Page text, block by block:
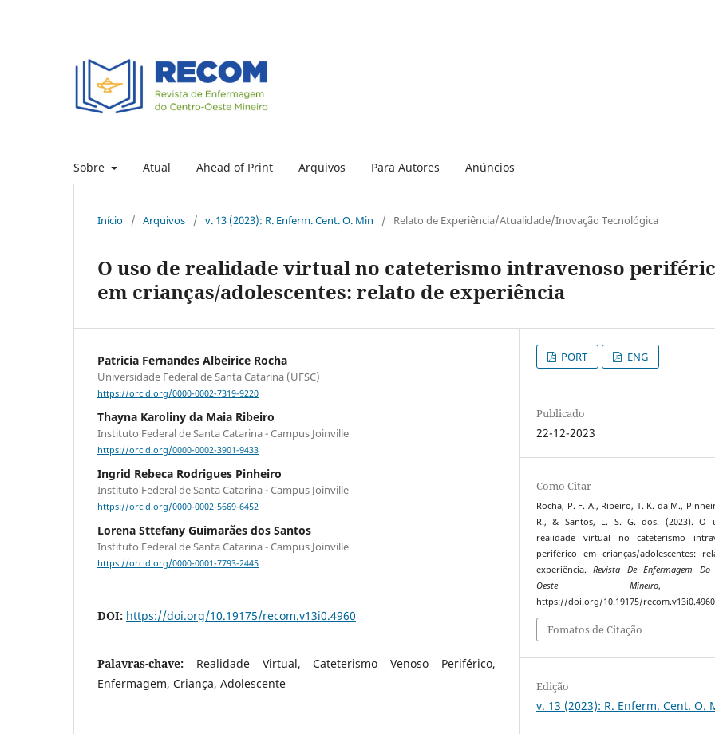
Sobre Atual Ahead of Print Arquivos Para Autores Anúncios
Início / Arquivos / v. 13 (2023): R. Enferm. Cent. O. Min / Relato de Experiência/Atualidade/Inovação Tecnológica
O uso de realidade virtual no cateterismo intravenoso
em crianças/adolescentes: relato de experiência
Patricia Fernandes Albeirice Rocha
Universidade Federal de Santa Catarina (UFSC)
https://orcid.org/0000-0002-7319-9220
Thayna Karoliny da Maia Ribeiro
Instituto Federal de Santa Catarina - Campus Joinville
https://orcid.org/0000-0002-3901-9433
Ingrid Rebeca Rodrigues Pinheiro
Instituto Federal de Santa Catarina - Campus Joinville
https://orcid.org/0000-0002-5669-6452
Lorena Sttefany Guimarães dos Santos
Instituto Federal de Santa Catarina - Campus Joinville
https://orcid.org/0000-0001-7793-2445
DOI: https://doi.org/10.19175/recom.v13i0.4960
Palavras-chave: Realidade Virtual, Cateterismo Venoso Periférico,
Enfermagem, Criança, Adolescente
PORT ENG
Publicado
22-12-2023
Como Citar
Rocha, P. F. A., Ribeiro, T. K. da M.,
R., & Santos, L. S. G. dos. (2023). O
realidade virtual no cateterismo
periférico em crianças/adolescentes:
experiência.Revista De Enfermagem Do
Oeste Mineiro
https://doi.org/10.19175/recom.v13i0.4960
Fomatos de Citação
Edição
v. 13 (2023): R. Enferm. Cent. O.